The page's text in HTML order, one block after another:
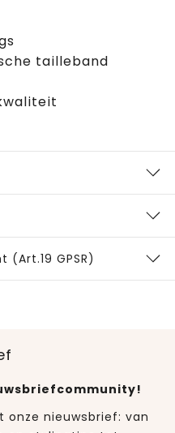
tailleband
GPSR)
nieuwsbrief: van